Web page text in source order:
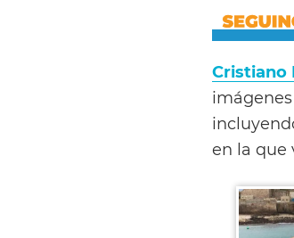
Cristiano
en la que